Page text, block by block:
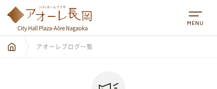
City Hall Plaza-Aôre Nagaoka
アオーレブログ一覧
MENU